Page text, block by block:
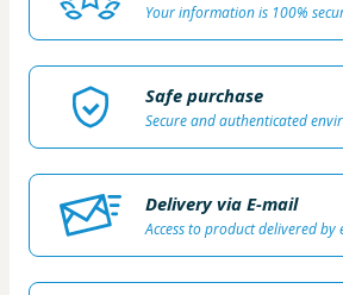
Your information is 100%
Safe purchase
Secure and authenticated
Delivery via E-mail
Access to product delivered by